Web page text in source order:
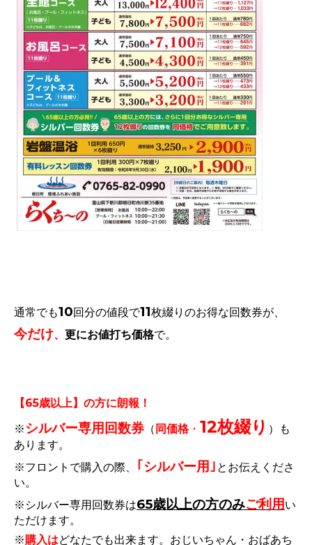
通常でも10回分の値段で11枚綴りのお得な回数券が、
今だけ、 更にお値打ち価格で。
【65歳以上】の方に朗報！
※ シルバー専用回数券 （ 同価格・ 12枚綴り ）も
あります。
※フロントで購入の際、
｢シルバー用｣ とお伝えくださ
い。
※シルバー専用回数券は65歳以上の方のみご利用 い
ただけます。
※購入はどなたでも出来ます。おじいちゃん・おばあち